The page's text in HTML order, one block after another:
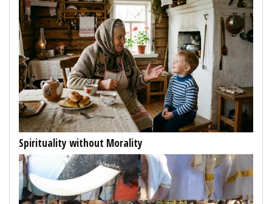
Spirituality without Morality